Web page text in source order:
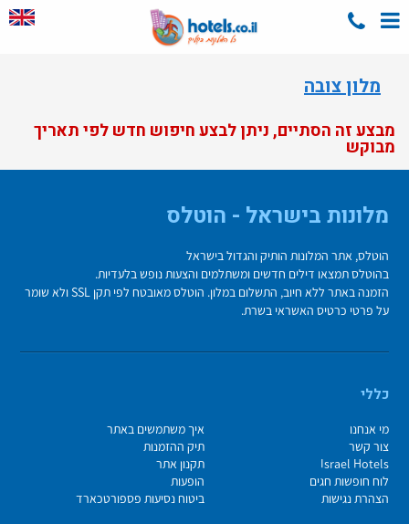
מלון צובה
מבצע זה הסתיים, ניתן לבצע חיפוש חדש לפי תאריך
מבוקש
מלונות בישראל - הוטלס
הוטלס, אתר המלונות הותיק והגדול בישראל
בהוטלס תמצאו דילים חדשים ומשתלמים והצעות נופש בלעדיות.
הזמנה באתר ללא חיוב, התשלום במלון. הוטלס מאובטח לפי תקן SSL ולא שומר
על פרטי כרטיס האשראי בשרת.
כללי
מי אנחנו
איך משתמשים באתר
צור קשר
תיק ההזמנות
Israel Hotels
תקנון אתר
לוח חופשות חגים
הופעות
הצהרת נגישות
ביטוח נסיעות פספורטכארד